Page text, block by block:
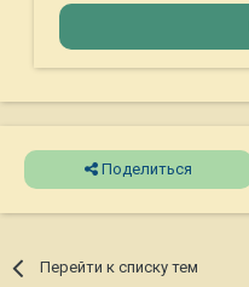
Поделиться
Перейти к списку тем